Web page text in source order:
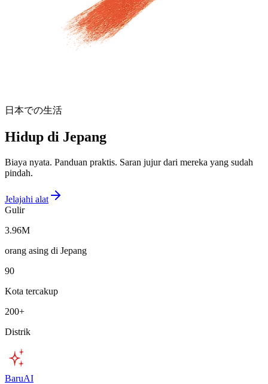
日本での生活
Hidup di Jepang
Biaya nyata. Panduan praktis. Saran jujur dari mereka yang sudah
pindah.
Jelajahi alat
Gulir
3.96M
orang asing di Jepang
90
Kota tercakup
200+
Distrik
BaruAI